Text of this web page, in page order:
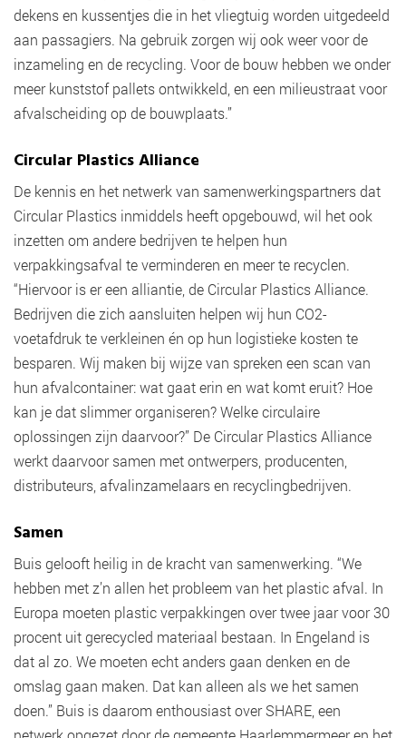
dekens en kussentjes die in het vliegtuig worden uitgedeeld
aan passagiers. Na gebruik zorgen wij ook weer voor de
inzameling en de recycling. Voor de bouw hebben we onder
meer kunststof pallets ontwikkeld, en een milieustraat voor
afvalscheiding op de bouwplaats.”
Circular Plastics Alliance
De kennis en het netwerk van samenwerkingspartners dat
Circular Plastics inmiddels heeft opgebouwd, wil het ook
inzetten om andere bedrijven te helpen hun
verpakkingsafval te verminderen en meer te recyclen.
“Hiervoor is er een alliantie, de Circular Plastics Alliance.
Bedrijven die zich aansluiten helpen wij hun CO2-
voetafdruk te verkleinen én op hun logistieke kosten te
besparen. Wij maken bij wijze van spreken een scan van
hun afvalcontainer: wat gaat erin en wat komt eruit? Hoe
kan je dat slimmer organiseren? Welke circulaire
oplossingen zijn daarvoor?” De Circular Plastics Alliance
werkt daarvoor samen met ontwerpers, producenten,
distributeurs, afvalinzamelaars en recyclingbedrijven.
Samen
Buis gelooft heilig in de kracht van samenwerking. “We
hebben met z’n allen het probleem van het plastic afval. In
Europa moeten plastic verpakkingen over twee jaar voor 30
procent uit gerecycled materiaal bestaan. In Engeland is
dat al zo. We moeten echt anders gaan denken en de
omslag gaan maken. Dat kan alleen als we het samen
doen.” Buis is daarom enthousiast over SHARE, een